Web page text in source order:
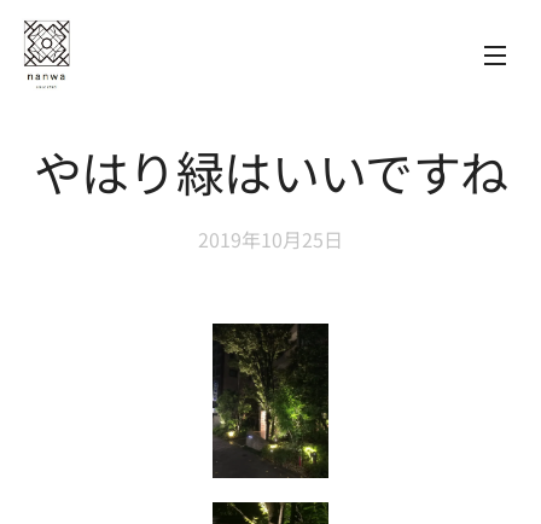
やはり緑はいいですね
2019年10月25日